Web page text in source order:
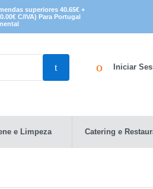
superiores 40.65€ +
C/IVA) Para Portugal
Iniciar
e Limpeza Catering e